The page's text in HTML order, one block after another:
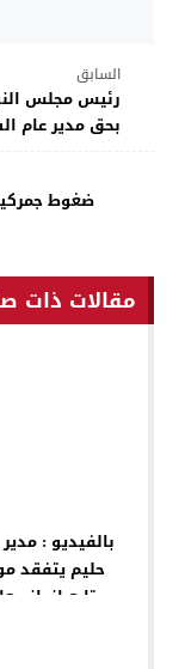
السابق
رئيس مجلس
بحق مدير عام
ضغوط
مقالات ذات
بالفيديو :
حليم يتفقد
ويتابع انجاز